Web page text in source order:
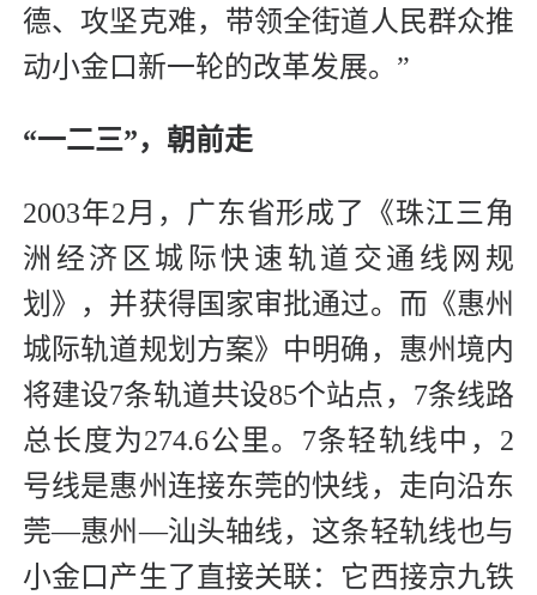
德、攻坚克难，带领全街道人民群众推
动小金口新一轮的改革发展。”
“一二三”，朝前走
2003年2月，广东省形成了《珠江三角
洲经济区城际快速轨道交通线网规
划》，并获得国家审批通过。而《惠州
城际轨道规划方案》中明确，惠州境内
将建设7条轨道共设85个站点，7条线路
总长度为274.6公里。7条轻轨线中，2
号线是惠州连接东莞的快线，走向沿东
莞—惠州—汕头轴线，这条轻轨线也与
小金口产生了直接关联：它西接京九铁